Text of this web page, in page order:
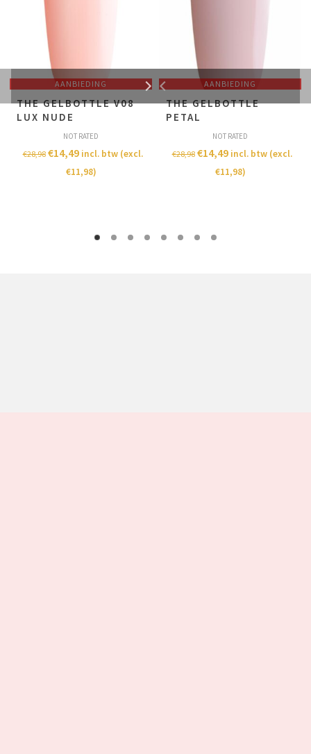
AANBIEDING
THE GELBOTTLE V08
LUX NUDE
NOT RATED
€28,98 €14,49 incl. btw (excl.
€11,98)
AANBIEDING
THE GELBOTTLE
PETAL
NOT RATED
€28,98 €14,49 incl. btw (excl.
€11,98)